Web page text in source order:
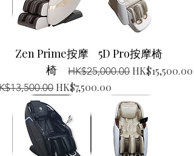
Zen Prime按摩
椅
價格 促銷價格
HK$7,500.00
5D Pro按摩椅
一般價格
HK$25,000.00 促銷價格
HK$15,500.00